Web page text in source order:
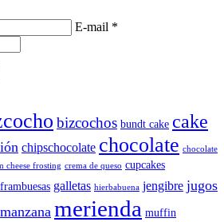
E-mail *
bizcochos bundt cake cake
chipschocolate chocolate chocolate
cheese frosting crema de queso cupcakes
frambuesas galletas hierbabuena jengibre jugos
manzana merienda muffin